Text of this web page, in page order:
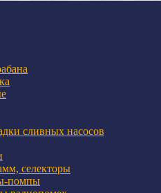
сливных насосов
селекторы
помпы